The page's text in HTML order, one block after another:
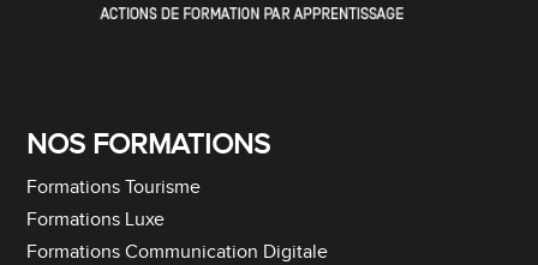
NOS FORMATIONS
Formations Tourisme
Formations Luxe
Formations Communication Digitale